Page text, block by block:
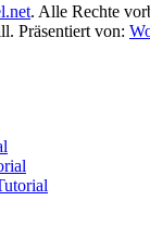
. Alle Rechte
Präsentiert von: